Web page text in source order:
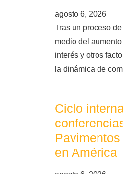
agosto 6, 2026
Tras un proceso
medio del
interés y otros
la dinámica de
Ciclo
en América